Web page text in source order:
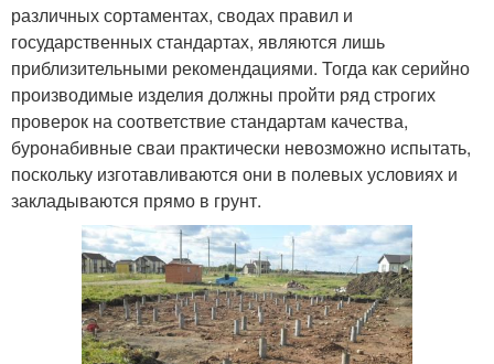
различных сортаментах, сводах правил и
государственных стандартах, являются лишь
приблизительными рекомендациями. Тогда как серийно
производимые изделия должны пройти ряд строгих
проверок на соответствие стандартам качества,
буронабивные сваи практически невозможно испытать,
поскольку изготавливаются они в полевых условиях и
закладываются прямо в грунт.